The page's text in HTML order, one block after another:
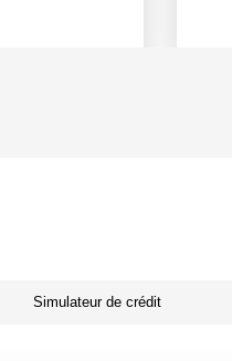
Simulateur de crédit